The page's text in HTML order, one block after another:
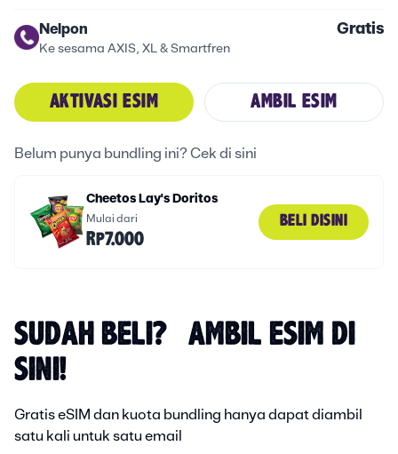
Nelpon
Ke sesama AXIS, XL & Smartfren
Gratis
AKTIVASI ESIM AMBIL ESIM
Belum punya bundling ini? Cek di sini
Cheetos Lay's Doritos
Mulai dari
Rp7.000
BELI DISINI
SUDAH BELI? AMBIL ESIM DI
SINI!
Gratis eSIM dan kuota bundling hanya dapat diambil
satu kali untuk satu email